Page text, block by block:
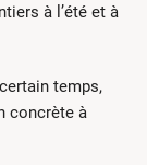
à l’été et à
temps,
concrète à